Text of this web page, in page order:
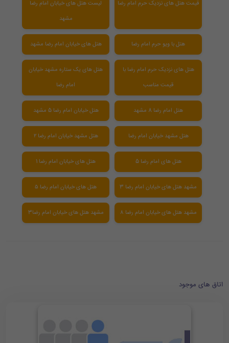
قیمت هتل های نزدیک حرم امام رضا
لیست هتل های خیابان امام رضا
مشهد
هتل با ویو حرم امام رضا هتل های خیابان امام رضا مشهد
هتل های نزدیک حرم امام رضا با
قیمت مناسب
هتل های یک ستاره مشهد خیابان
امام رضا
هتل امام رضا 8 مشهد هتل خیابان امام رضا 5 مشهد
هتل مشهد خیابان امام رضا هتل مشهد خیابان امام رضا ۲
هتل های امام رضا 5 هتل های خیابان امام رضا 1
مشهد هتل های خیابان امام رضا 3 هتل های خیابان امام رضا ۵
مشهد هتل های خیابان امام رضا ۸ مشهد هتل های خیابان امام رضا3
اتاق های موجود